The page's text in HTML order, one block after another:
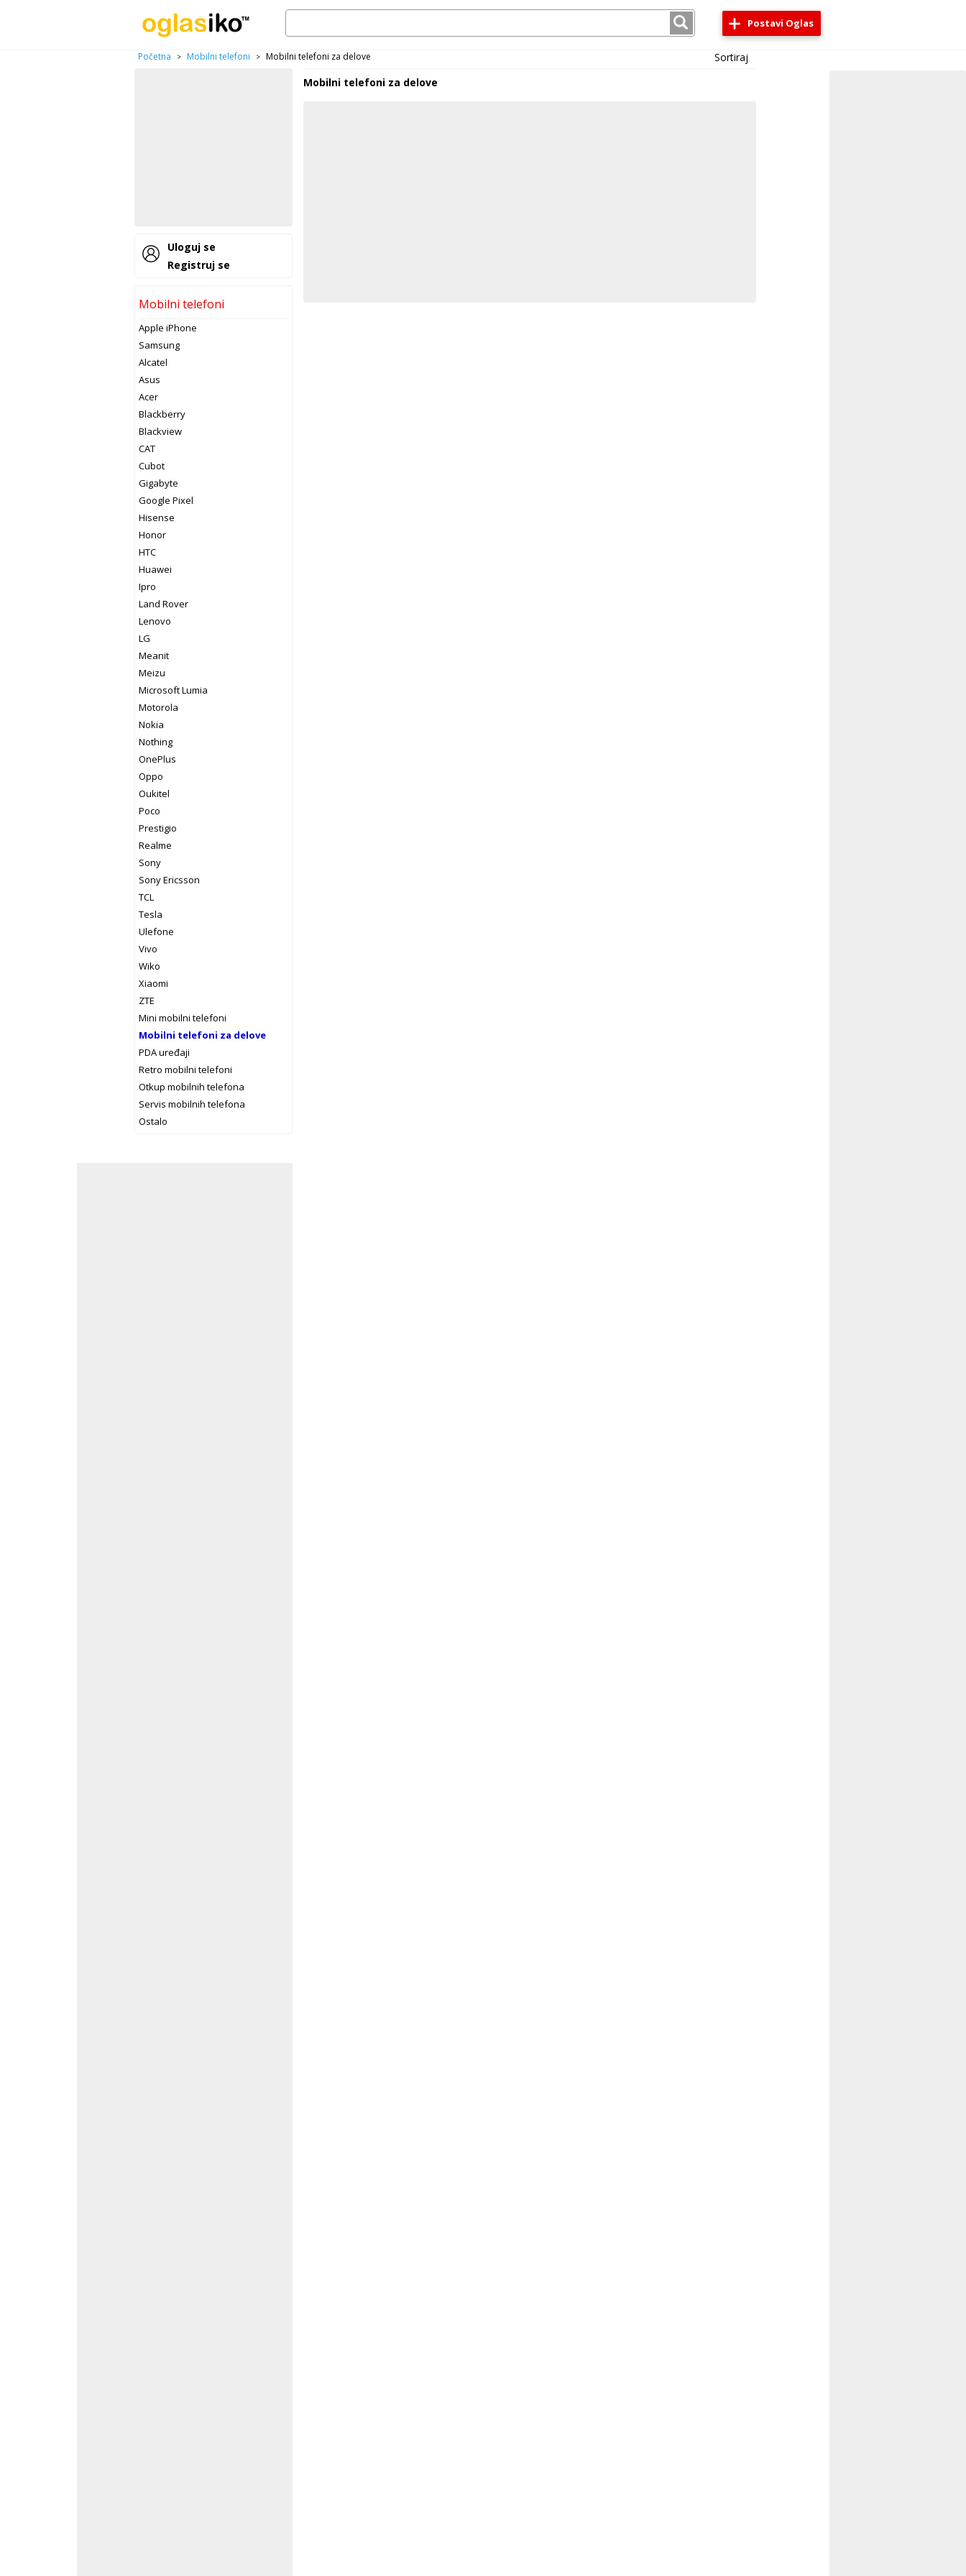
Postavi Oglas
Početna > Mobilni telefoni > Mobilni telefoni za delove Sortiraj
Uloguj se
Registruj se
Mobilni telefoni
Apple iPhone
Samsung
Alcatel
Asus
Acer
Blackberry
Blackview
CAT
Cubot
Gigabyte
Google Pixel
Hisense
Honor
HTC
Huawei
Ipro
Land Rover
Lenovo
LG
Meanit
Meizu
Microsoft Lumia
Motorola
Nokia
Nothing
OnePlus
Oppo
Oukitel
Poco
Prestigio
Realme
Sony
Sony Ericsson
TCL
Tesla
Ulefone
Vivo
Wiko
Xiaomi
ZTE
Mini mobilni telefoni
Mobilni telefoni za delove
PDA uređaji
Retro mobilni telefoni
Otkup mobilnih telefona
Servis mobilnih telefona
Ostalo
Mobilni telefoni za delove